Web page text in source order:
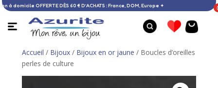
✦ Livraison à domicile OFFERTE DÈS 60 € D’ACHATS : France, DOM, Europe ✦
Accueil / Bijoux/ Bijoux en or jaune / Boucles d’oreilles
perles de culture